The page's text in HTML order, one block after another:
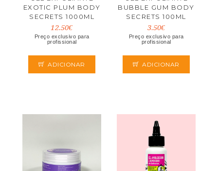
EXOTIC PLUM BODY
SECRETS 1000ML
12.50€
Preço exclusivo para
profissional
ADICIONAR
BUBBLE GUM BODY
SECRETS 100ML
3.50€
Preço exclusivo para
profissional
ADICIONAR